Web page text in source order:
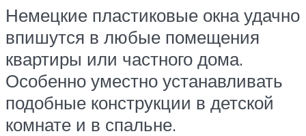
Немецкие пластиковые окна удачно
впишутся в любые помещения
квартиры или частного дома.
Особенно уместно устанавливать
подобные конструкции в детской
комнате и в спальне.